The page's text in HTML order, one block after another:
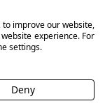
improve our website,
experience. For
settings.
Deny